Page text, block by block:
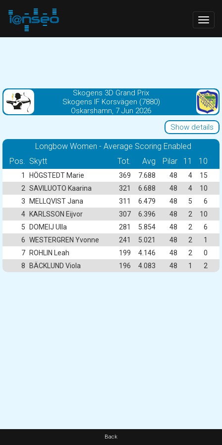
Skogens 3D Grand Prix
Skogens IF Korsvägen (7880)
Oskarshamn, 7 Jun 2026
Show details
Longbow Women - Average Scoring Enabled
Pos. Skytt Tot. Avg Pilar 11 10
1 HÖGSTEDT Marie 369 7.688 48 4
15
2 SAVILUOTO Kaarina 321 6.688 48 4
10
3
MELLQVIST Jana 311 6.479 48 5
6
4
KARLSSON Eijvor 307 6.396 48 2
10
5
DOMEIJ Ulla 281 5.854 48 2
6
6 WESTERGREN Yvonne 241 5.021 48 2
1
7
ROHLIN Leah 199 4.146 48 2
0
8
BÄCKLUND Viola 196 4.083 48 1 2
Back